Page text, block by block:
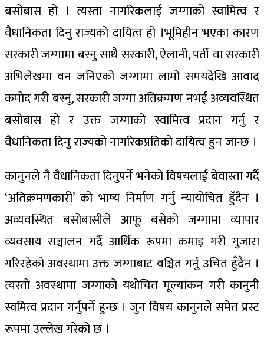
बसोबास हो । त्यस्ता नागरिकलाई जग्गाको स्वामित्व र
वैधानिकता दिनु राज्यको दायित्व हो ।भूमिहीन भएका कारण
सरकारी जग्गामा बस्नु साथै सरकारी, ऐलानी, पर्ती वा सरकारी
अभिलेखमा वन जनिएको जग्गामा लामो समयदेखि आवाद
कमोद गरी बस्नु, सरकारी जग्गा अतिक्रमण नभई अव्यवस्थित
बसोबास हो र उक्त जग्गाको स्वामित्व प्रदान गर्नु र
वैधानिकता दिनु राज्यको नागरिकप्रतिको दायित्व हुन जान्छ ।
कानुनले नै वैधानिकता दिनुपर्ने भनेको विषयलाई बेवास्ता गर्दै
‘अतिक्रमणकारी’ को भाष्य निर्माण गर्नु न्यायोचित हुँदैन ।
अव्यवस्थित बसोबासीले आफू बसेको जग्गामा व्यापार
व्यवसाय सञ्चालन गर्दै आर्थिक रूपमा कमाइ गरी गुजारा
गरिरहेको अवस्थामा उक्त जग्गाबाट वञ्चित गर्नु उचित हुँदैन ।
त्यस्तो अवस्थामा जग्गाको यथोचित मूल्यांकन गरी कानुनी
स्वमित्व प्रदान गर्नुपर्ने हुन्छ । जुन विषय कानुनले समेत प्रस्ट
रूपमा उल्लेख गरेको छ ।